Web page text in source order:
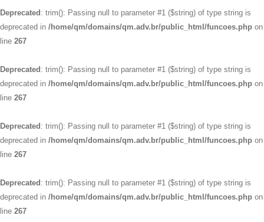
Deprecated : trim(): Passing null to parameter #1 ($string) of type string is
deprecated in /home/qm/domains/qm.adv.br/public_html/funcoes.php on
line 267
Deprecated : trim(): Passing null to parameter #1 ($string) of type string is
deprecated in /home/qm/domains/qm.adv.br/public_html/funcoes.php on
line 267
Deprecated : trim(): Passing null to parameter #1 ($string) of type string is
deprecated in /home/qm/domains/qm.adv.br/public_html/funcoes.php on
line 267
Deprecated : trim(): Passing null to parameter #1 ($string) of type string is
deprecated in /home/qm/domains/qm.adv.br/public_html/funcoes.php on
line 267